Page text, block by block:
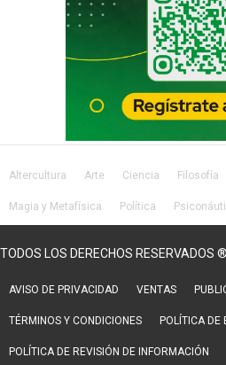
Altercultura Arte Ciencia Filosofía
Magia y Metafísica Política
TODOS LOS DERECHOS RESERVADOS
AVISO DE PRIVACIDAD VENTAS
TÉRMINOS Y CONDICIONES POLÍTICA DE
POLÍTICA DE REVISIÓN DE INFORMACIÓN